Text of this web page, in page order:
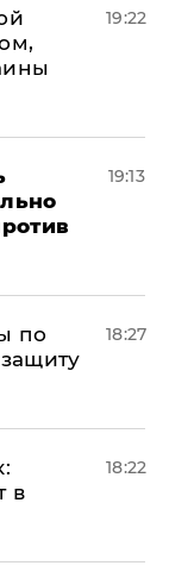
19:22
19:13
по
18:27
в
18:22